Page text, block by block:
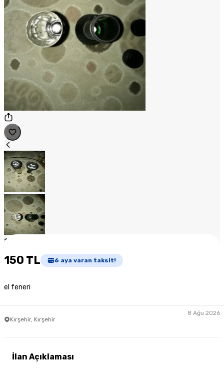
1
150 TL 6 aya varan taksit!
el feneri
Kırşehir, Kırşehir
8 Ağu 2026
İlan Açıklaması